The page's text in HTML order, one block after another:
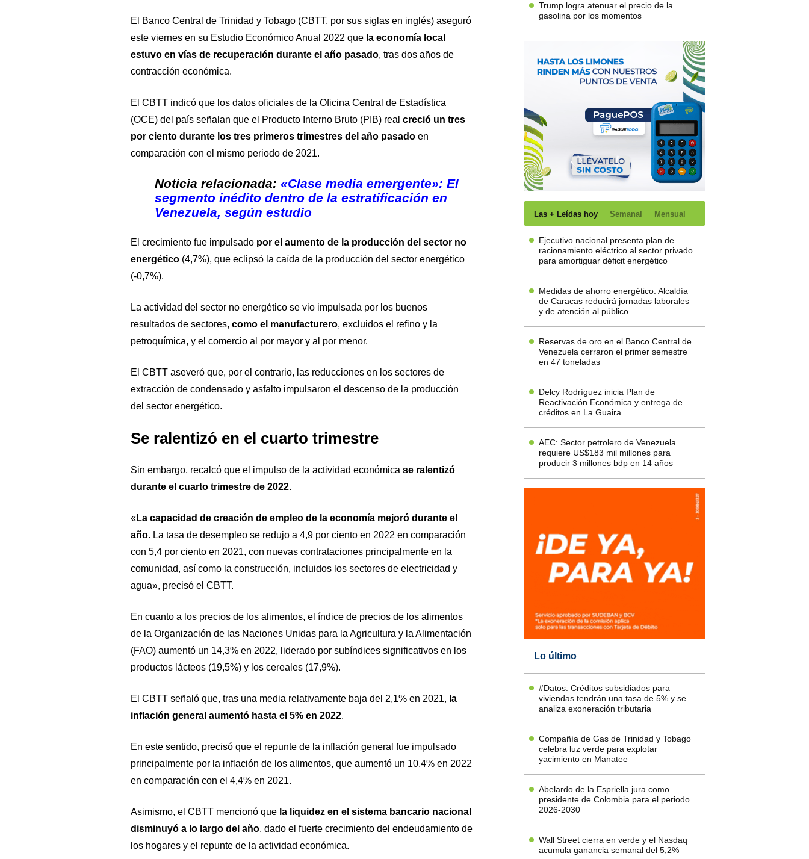
El Banco Central de Trinidad y Tobago (CBTT, por sus siglas en inglés) aseguró
este viernes en su Estudio Económico Anual 2022 quela economía local
estuvo en vías de recuperación durante el año pasado, tras dos años de
contracción económica.
El CBTT indicó que los datos oficiales de la Oficina Central de Estadística
(OCE) del país señalan que el Producto Interno Bruto (PIB) real creció un tres
por ciento durante los tres primeros trimestres del año pasadoen
comparación con el mismo periodo de 2021.
Noticia relacionada: «Clase media emergente»: El
segmento inédito dentro de la estratificación en
Venezuela, según estudio
El crecimiento fue impulsado por el aumento de la producción del sector no
energético(4,7%), que eclipsó la caída de la producción del sector energético
(-0,7%).
La actividad del sector no energético se vio impulsada por los buenos
resultados de sectores, como el manufacturero, excluidos el refino y la
petroquímica, y el comercio al por mayor y al por menor.
El CBTT aseveró que, por el contrario, las reducciones en los sectores de
extracción de condensado y asfalto impulsaron el descenso de la producción
del sector energético.
Se ralentizó en el cuarto trimestre
Sin embargo, recalcó que el impulso de la actividad económica se ralentizó
durante el cuarto trimestre de 2022.
«La capacidad de creación de empleo de la economía mejoró durante el
año.La tasa de desempleo se redujo a 4,9 por ciento en 2022 en comparación
con 5,4 por ciento en 2021, con nuevas contrataciones principalmente en la
comunidad, así como la construcción, incluidos los sectores de electricidad y
agua», precisó el CBTT.
En cuanto a los precios de los alimentos, el índice de precios de los alimentos
de la Organización de las Naciones Unidas para la Agricultura y la Alimentación
(FAO) aumentó un 14,3% en 2022, liderado por subíndices significativos en los
productos lácteos (19,5%) y los cereales (17,9%).
El CBTT señaló que, tras una media relativamente baja del 2,1% en 2021, la
inflación general aumentó hasta el 5% en 2022.
En este sentido, precisó que el repunte de la inflación general fue impulsado
principalmente por la inflación de los alimentos, que aumentó un 10,4% en 2022
en comparación con el 4,4% en 2021.
Asimismo, el CBTT mencionó quela liquidez en el sistema bancario nacional
disminuyó a lo largo del año, dado el fuerte crecimiento del endeudamiento de
los hogares y el repunte de la actividad económica.
Trump logra atenuar el precio de la
gasolina por los momentos
Las + Leídas hoy Semanal Mensual
Ejecutivo nacional presenta plan de
racionamiento eléctrico al sector privado
para amortiguar déficit energético
Medidas de ahorro energético: Alcaldía
de Caracas reducirá jornadas laborales
y de atención al público
Reservas de oro en el Banco Central de
Venezuela cerraron el primer semestre
en 47 toneladas
Delcy Rodríguez inicia Plan de
Reactivación Económica y entrega de
créditos en La Guaira
AEC: Sector petrolero de Venezuela
requiere US$183 mil millones para
producir 3 millones bdp en 14 años
Lo último
#Datos: Créditos subsidiados para
viviendas tendrán una tasa de 5% y se
analiza exoneración tributaria
Compañía de Gas de Trinidad y Tobago
celebra luz verde para explotar
yacimiento en Manatee
Abelardo de la Espriella jura como
presidente de Colombia para el periodo
2026-2030
Wall Street cierra en verde y el Nasdaq
acumula ganancia semanal del 5,2%